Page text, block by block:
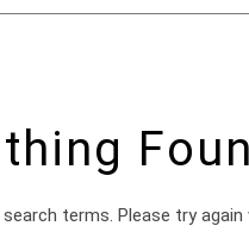
terms. Please try